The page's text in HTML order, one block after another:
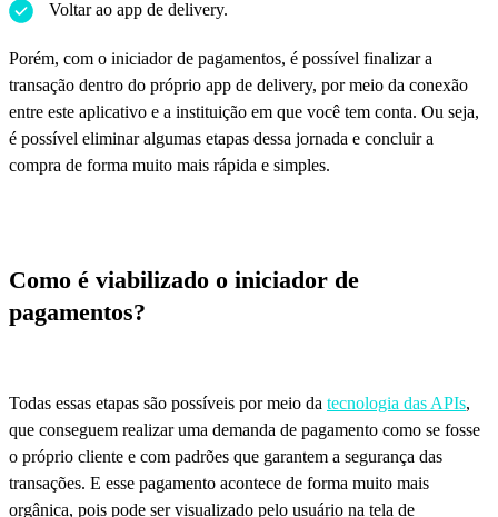
Voltar ao app de delivery.
Porém, com o iniciador de pagamentos, é possível finalizar a
transação dentro do próprio app de delivery, por meio da conexão
entre este aplicativo e a instituição em que você tem conta. Ou seja,
é possível eliminar algumas etapas dessa jornada e concluir a
compra de forma muito mais rápida e simples.
Como é viabilizado o iniciador de
pagamentos?
Todas essas etapas são possíveis por meio da tecnologia das APIs,
que conseguem realizar uma demanda de pagamento como se fosse
o próprio cliente e com padrões que garantem a segurança das
transações. E esse pagamento acontece de forma muito mais
orgânica, pois pode ser visualizado pelo usuário na tela de